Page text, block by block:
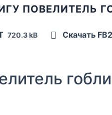
ПОВЕЛИТЕЛЬ
720.3 kB Скачать FB2